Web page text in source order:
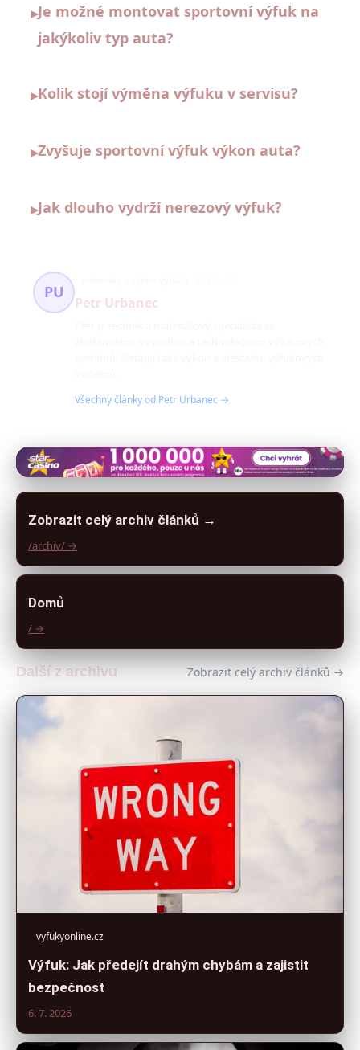
▸Je možné montovat sportovní výfuk na
jakýkoliv typ auta?
▸Kolik stojí výměna výfuku v servisu?
▸Zvyšuje sportovní výfuk výkon auta?
▸Jak dlouho vydrží nerezový výfuk?
PU
Petr Urbanec
Všechny články od Petr Urbanec →
Zobrazit celý archiv článků →
/archiv/ →
Domů
/ →
Další z archivu Zobrazit celý archiv článků →
vyfukyonline.cz
Výfuk: Jak předejít drahým chybám a zajistit
bezpečnost
6. 7. 2026